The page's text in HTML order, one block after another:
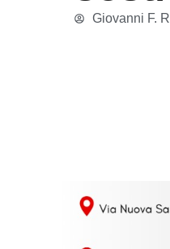
Giovanni F.